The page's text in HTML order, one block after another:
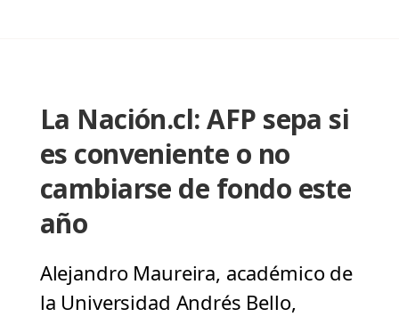
La Nación.cl: AFP sepa si
es conveniente o no
cambiarse de fondo este
año
Alejandro Maureira, académico de
la Universidad Andrés Bello,